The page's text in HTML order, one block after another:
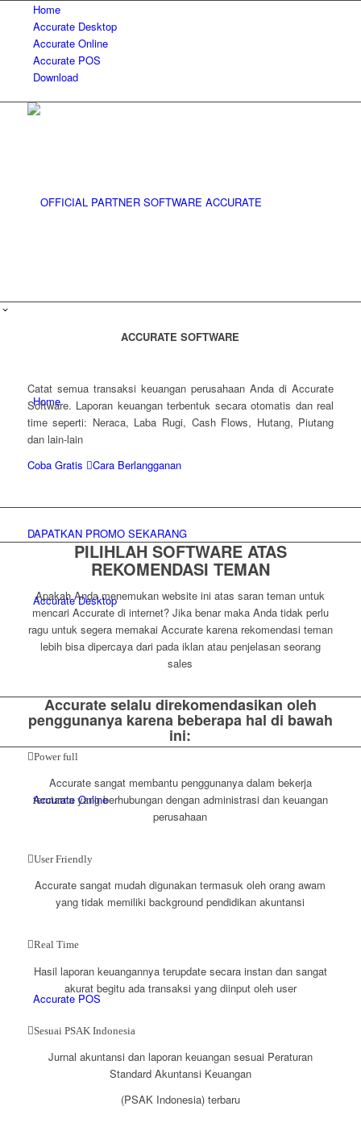
Home
Accurate Desktop
Accurate Online
Accurate POS
Download
Home
Accurate Desktop
Accurate Online
Accurate POS
ACCURATE SOFTWARE
Catat semua transaksi keuangan perusahaan Anda di Accurate
Software. Laporan keuangan terbentuk secara otomatis dan real
time seperti: Neraca, Laba Rugi, Cash Flows, Hutang, Piutang
dan lain-lain
Coba Gratis
Cara Berlangganan
DAPATKAN PROMO SEKARANG
PILIHLAH SOFTWARE ATAS
REKOMENDASI TEMAN
Apakah Anda menemukan website ini atas saran teman untuk
mencari Accurate di internet? Jika benar maka Anda tidak perlu
ragu untuk segera memakai Accurate karena rekomendasi teman
lebih bisa dipercaya dari pada iklan atau penjelasan seorang
sales
Accurate selalu direkomendasikan oleh
penggunanya karena beberapa hal di bawah
ini:
Power full
Accurate sangat membantu penggunanya dalam bekerja
terutama yang berhubungan dengan administrasi dan keuangan
perusahaan
User Friendly
Accurate sangat mudah digunakan termasuk oleh orang awam
yang tidak memiliki background pendidikan akuntansi
Real Time
Hasil laporan keuangannya terupdate secara instan dan sangat
akurat begitu ada transaksi yang diinput oleh user
Sesuai PSAK Indonesia
Jurnal akuntansi dan laporan keuangan sesuai Peraturan
Standard Akuntansi Keuangan
(PSAK Indonesia) terbaru